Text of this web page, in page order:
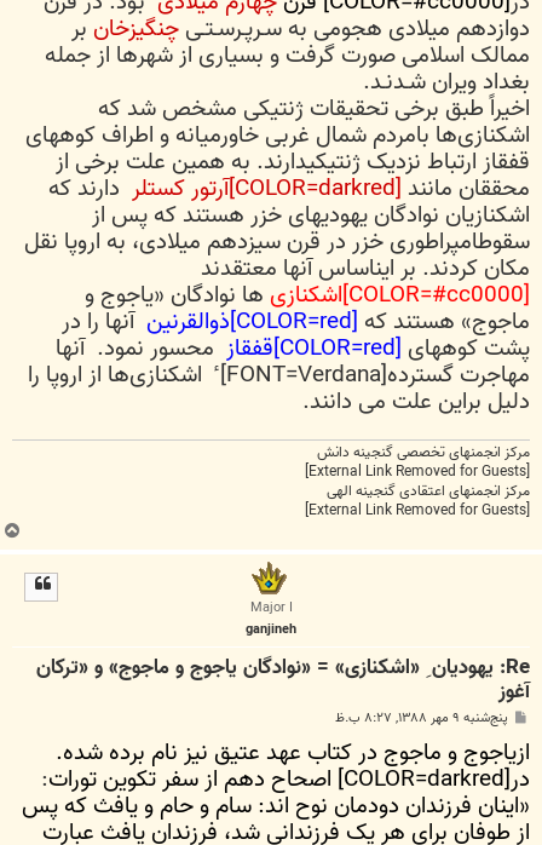
دوازدهم میلادی هجومی به سـرپـرسـتـی چنگیزخانبر
ممالک اسلامی صورت گرفت و بسیاری از شهرها از جمله
بغداد ویران شـدنـد.
اخیراً طبق برخی تحقیقات ژنتیکی مشخص شد که
اشکنازی‌ها بامردم شمال غربی خاورمیانه و اطراف کوههای
قفقاز ارتباط نزدیک ژنتیکیدارند. به همین علت برخی از
محققان مانند دارند که
اشکنازیان نوادگان یهودیهای خزر هستند که پس از
سقوطامپراطوری خزر در قرن سیزدهم میلادی، به اروپا نقل
مکان کردند. بر ایناساس آنها معتقدند
ها نوادگان «یاجوج و
ماجوج» هستند که آنها را در
پشت کوههای محسور نمود. آنها
مهاجرت گسترده‌[FONT=Verdana] ٔ اشکنازی‌ها از اروپا را
دلیل براین علت می دانند.
مرکز انجمنهای تخصصی گنجینه دانش
مرکز انجمنهای اعتقادی گنجینه الهی
ب
ا
Major I
ganjineh
Re: یهودیان ِ «اشکنازی» = «نوادگان یاجوج و ماجوج» و «ترکان
آغوز
پ
ت
پنج‌شنبه ۹ مهر ۱۳۸۸, ۸:۲۷ ب.ظ
ازیاجوج و ماجوج در کتاب عهد عتیق نیز نام برده شده.
در[COLOR=darkred] اصحاح دهم از سفر تکوین تورات :
«اینان فرزندان دودمان نوح اند: سام و حام و یافث که پس
از طوفان برای هر یک فرزندانی شد، فرزندان یافث عبارت